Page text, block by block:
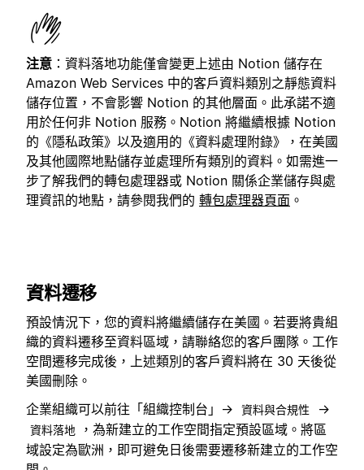
注意 ：資料落地功能僅會變更上述由 Notion 儲存在
Amazon Web Services 中的客戶資料類別之靜態資料
儲存位置，不會影響 Notion 的其他層面。此承諾不適
用於任何非 Notion 服務。Notion 將繼續根據 Notion
的《隱私政策》以及適用的《資料處理附錄》，在美國
及其他國際地點儲存並處理所有類別的資料。如需進一
步了解我們的轉包處理器或 Notion 關係企業儲存與處
理資訊的地點，請參閱我們的 轉包處理器頁面 。
資料遷移
預設情況下，您的資料將繼續儲存在美國。若要將貴組
織的資料遷移至資料區域，請聯絡您的客戶團隊。工作
空間遷移完成後，上述類別的客戶資料將在 30 天後從
美國刪除。
企業組織可以前往「組織控制台」→
資料與合規性 →
資料落地
，為新建立的工作空間指定預設區域。將區
域設定為歐洲，即可避免日後需要遷移新建立的工作空